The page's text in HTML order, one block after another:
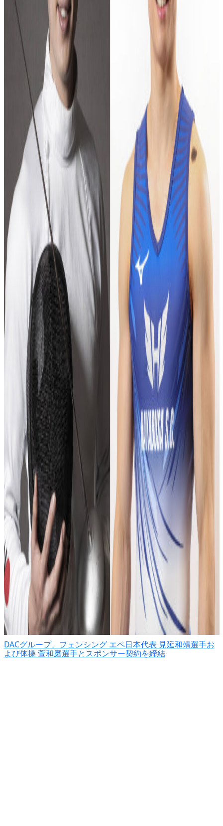
DACグループ、フェンシング エペ日本代表 見延和靖選手お
よび体操 萱和磨選手とスポンサー契約を締結